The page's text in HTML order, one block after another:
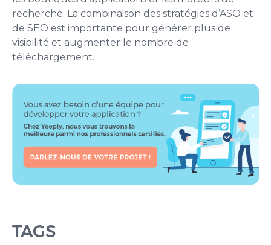
recherche. La combinaison des stratégies d’ASO et
de SEO est importante pour générer plus de
visibilité et augmenter le nombre de
téléchargement.
TAGS